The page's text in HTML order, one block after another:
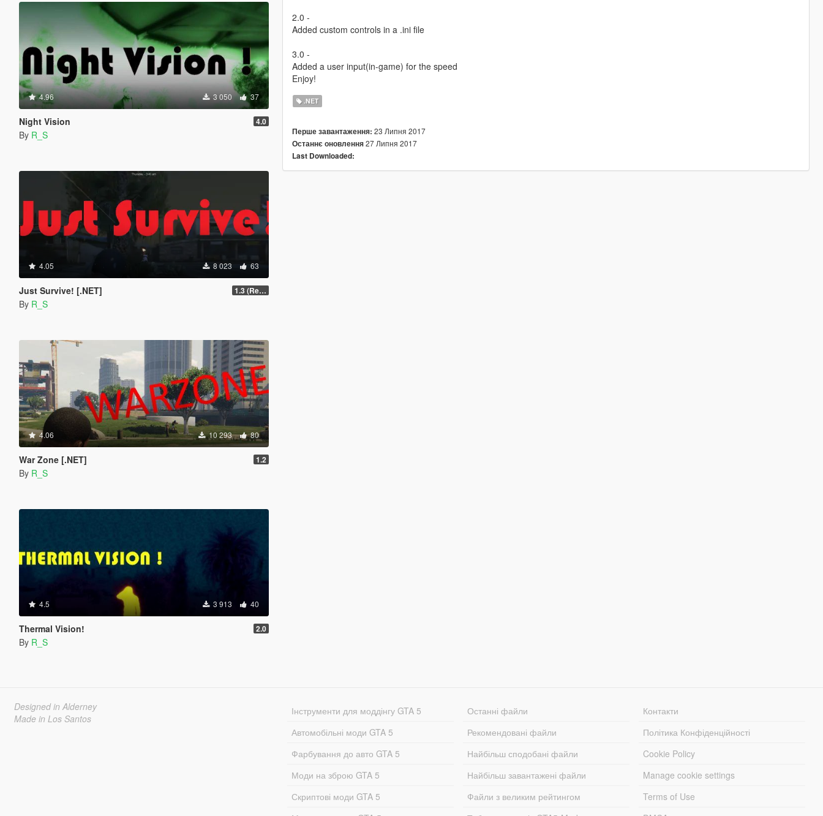
4.96 3 050 37
Night Vision 4.0
By R_S
4.05 8 023 63
Just Survive! [.NET] 1.3 (Re-Written)
By R_S
4.06 10 293 80
War Zone [.NET] 1.2
By R_S
4.5 3 913 40
Thermal Vision! 2.0
By R_S
2.0 -
Added custom controls in a .ini file
3.0 -
Added a user input(in-game) for the speed
Enjoy!
.NET
Перше завантаження: 23 Липня 2017
Останнє оновлення27 Липня 2017
Last Downloaded:
Designed in Alderney
Made in Los Santos
Інструменти для моддінгу GTA 5
Автомобільні моди GTA 5
Фарбування до авто GTA 5
Моди на зброю GTA 5
Скриптові моди GTA 5
Останні файли
Рекомендовані файли
Найбільш сподобані файли
Найбільш завантажені файли
Файли з великим рейтингом
Контакти
Політика Конфіденційності
Cookie Policy
Manage cookie settings
Terms of Use